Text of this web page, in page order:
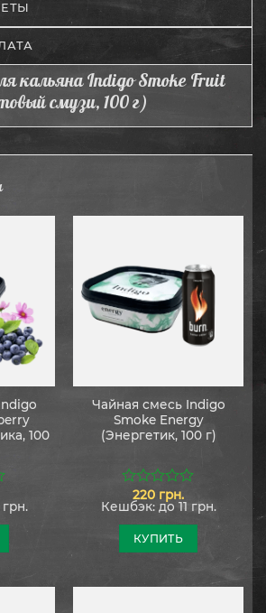
кальяна Indigo Smoke Fruit
смузи, 100 г)
100
Чайная смесь Indigo
Smoke Energy
(Энергетик, 100 г)
из
5
220 грн.
Кешбэк:до 11 грн.
КУПИТЬ